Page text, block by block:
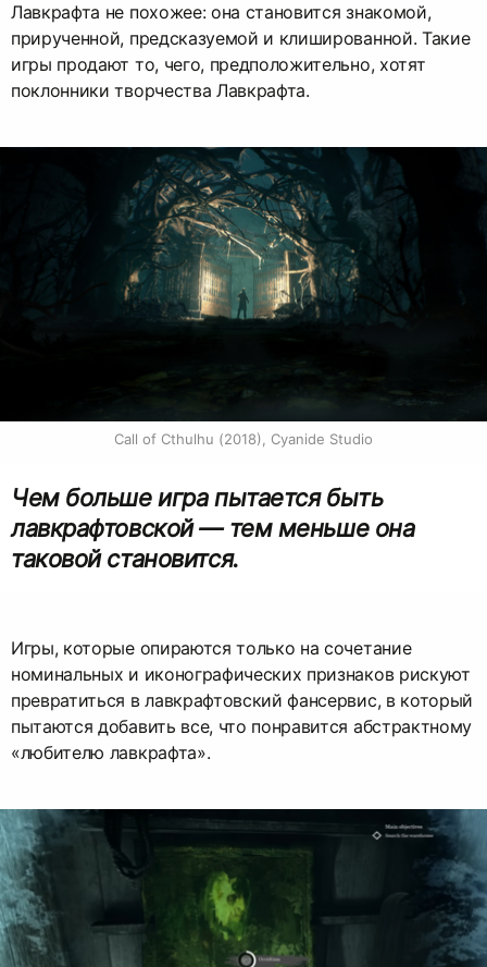
Лавкрафта не похожее: она становится знакомой,
прирученной, предсказуемой и клишированной. Такие
игры продают то, чего, предположительно, хотят
поклонники творчества Лавкрафта.
Call of Cthulhu (2018), Cyanide Studio
Чем больше игра пытается быть
лавкрафтовской — тем меньше она
таковой становится.
Игры, которые опираются только на сочетание
номинальных и иконографических признаков рискуют
превратиться в лавкрафтовский фансервис, в который
пытаются добавить все, что понравится абстрактному
«любителю лавкрафта».